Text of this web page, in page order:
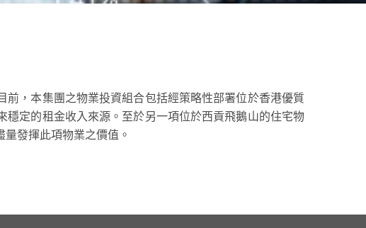
，本集團之物業投資組合包括經策略性部署位於香港優質
定的租金收入來源。至於另一項位於西貢飛鵝山的住宅物
發揮此項物業之價值。